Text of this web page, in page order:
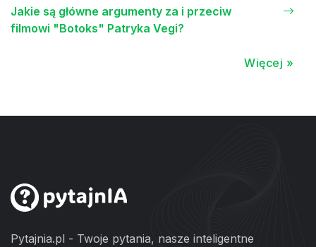
Jakie są główne argumenty za i przeciw
filmowi "Botoks" Patryka Vegi?
Więcej »
Pytajnia.pl - Twoje pytania, nasze inteligentne